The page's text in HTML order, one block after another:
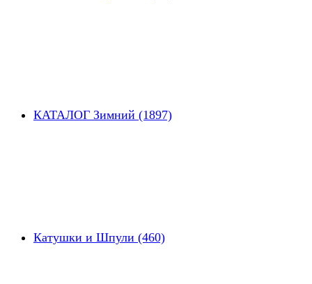
КАТАЛОГ Зимний (1897)
Катушки и Шпули (460)